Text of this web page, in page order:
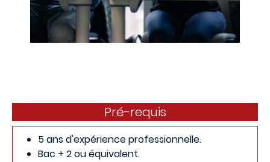
Pré-requis
5 ans d'expérience professionnelle.
Bac + 2 ou équivalent.